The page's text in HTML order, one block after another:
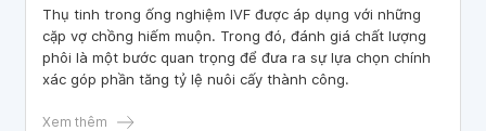
Thụ tinh trong ống nghiệm IVF được áp dụng với những
cặp vợ chồng hiếm muộn. Trong đó, đánh giá chất lượng
phôi là một bước quan trọng để đưa ra sự lựa chọn chính
xác góp phần tăng tỷ lệ nuôi cấy thành công.
Xem thêm